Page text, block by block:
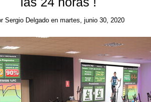
Sergio Delgado en martes, junio 30, 2020